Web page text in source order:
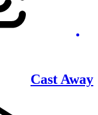
Cast Away